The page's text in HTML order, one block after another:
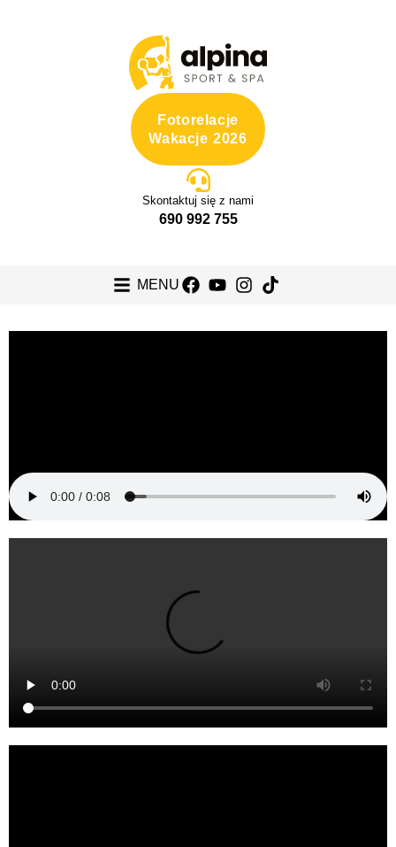
Fotorelacje
Wakacje 2026
Skontaktuj się z nami
690 992 755
MENU